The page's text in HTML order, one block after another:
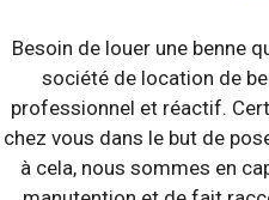
Besoin de louer une benne
société de location de
professionnel et réactif.
chez vous dans le but de
à cela, nous sommes en